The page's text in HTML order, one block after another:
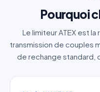
Pourquoi
Le limiteur ATEX est
transmission de couples
de rechange standard,